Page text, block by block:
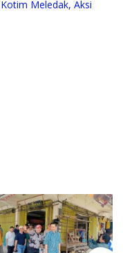
Meledak, Aksi